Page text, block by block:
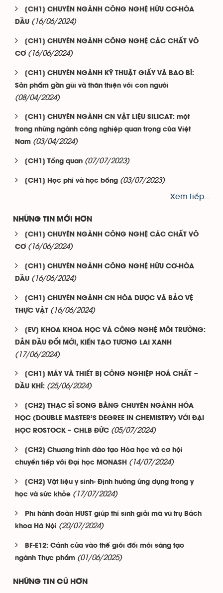
[CH1] CHUYÊN NGÀNH CÔNG NGHỆ HỮU CƠ-HÓA
DẦU (16/06/2024)
[CH1] CHUYÊN NGÀNH CÔNG NGHỆ CÁC CHẤT VÔ
CƠ (16/06/2024)
[CH1] CHUYÊN NGÀNH KỸ THUẬT GIẤY VÀ BAO BÌ:
Sản phẩm gần gũi và thân thiện với con người
(08/04/2024)
[CH1] CHUYÊN NGÀNH CN VẬT LIỆU SILICAT: một
trong những ngành công nghiệp quan trọng của Việt
Nam (03/04/2024)
[CH1] Tổng quan (07/07/2023)
[CH1] Học phí và học bổng (03/07/2023)
Xem tiếp...
NHỮNG TIN MỚI HƠN
[CH1] CHUYÊN NGÀNH CÔNG NGHỆ CÁC CHẤT VÔ
CƠ (16/06/2024)
[CH1] CHUYÊN NGÀNH CÔNG NGHỆ HỮU CƠ-HÓA
DẦU (16/06/2024)
[CH1] CHUYÊN NGÀNH CN HÓA DƯỢC VÀ BẢO VỆ
THỰC VẬT (16/06/2024)
[EV] KHOA KHOA HỌC VÀ CÔNG NGHỆ MÔI TRƯỜNG:
DẪN ĐẦU ĐỔI MỚI, KIẾN TẠO TƯƠNG LAI XANH
(17/06/2024)
[CH1] MÁY VÀ THIẾT BỊ CÔNG NGHIỆP HOÁ CHẤT –
DẦU KHÍ: (25/06/2024)
[CH2] THẠC SĨ SONG BẰNG CHUYÊN NGÀNH HÓA
HỌC (DOUBLE MASTER’S DEGREE IN CHEMISTRY) VỚI ĐẠI
HỌC ROSTOCK – CHLB ĐỨC (05/07/2024)
[CH2] Chương trình đào tạo Hóa học và cơ hội
chuyển tiếp với Đại học MONASH
(14/07/2024)
[CH2] Vật liệu y sinh- Định hướng ứng dụng trong y
học và sức khỏe (17/07/2024)
Phi hành đoàn HUST giúp thí sinh giải mã vũ trụ Bách
khoa Hà Nội (20/07/2024)
BF-E12: Cánh cửa vào thế giới đổi mới sáng tạo
ngành Thực phẩm (01/06/2025)
NHỮNG TIN CŨ HƠN